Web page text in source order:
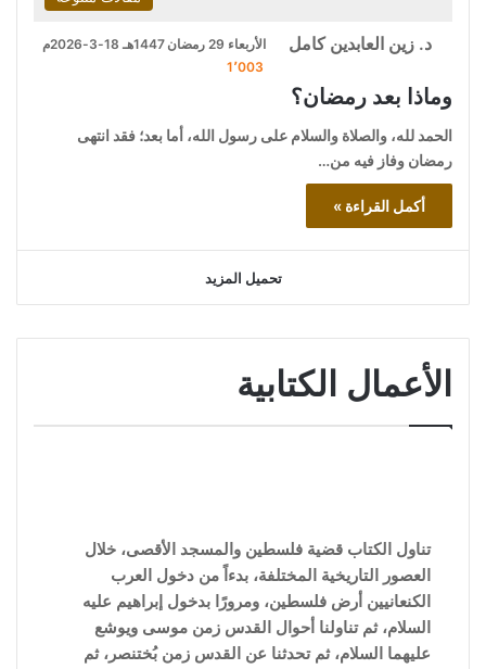
د. زين العابدين كامل
الأربعاء 29 رمضان 1447هـ 18-3-2026م
1٬003
وماذا بعد رمضان؟
الحمد لله، والصلاة والسلام على رسول الله، أما بعد؛ فقد انتهى
رمضان وفاز فيه من…
أكمل القراءة »
تحميل المزيد
الأعمال الكتابية
تناول الكتاب قضية فلسطين والمسجد الأقصى، خلال
العصور التاريخية المختلفة، بدءاً من دخول العرب
الكنعانيين أرض فلسطين، ومرورًا بدخول إبراهيم عليه
السلام، ثم تناولنا أحوال القدس زمن موسى ويوشع
عليهما السلام، ثم تحدثنا عن القدس زمن بُختنصر، ثم